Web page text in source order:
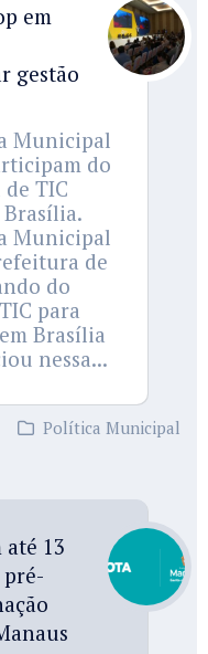
em
gestão
Municipal
do
TIC
Brasília.
Municipal
de
do
para
Brasília
nessa...
Política Municipal
até 13